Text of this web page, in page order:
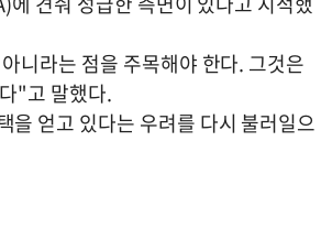
니라는 점을 주목해야 한다. 그것은
"고 말했다.
얻고 있다는 우려를 다시 불러일으